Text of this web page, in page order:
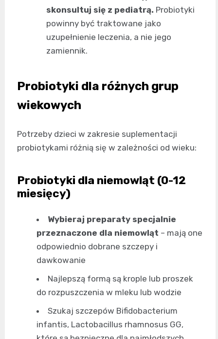
skonsultuj się z pediatrą. Probiotyki
powinny być traktowane jako
uzupełnienie leczenia, a nie jego
zamiennik.
Probiotyki dla różnych grup
wiekowych
Potrzeby dzieci w zakresie suplementacji
probiotykami różnią się w zależności od wieku:
Probiotyki dla niemowląt (0-12
miesięcy)
Wybieraj preparaty specjalnie
przeznaczone dla niemowląt – mają one
odpowiednio dobrane szczepy i
dawkowanie
Najlepszą formą są krople lub proszek
do rozpuszczenia w mleku lub wodzie
Szukaj szczepów Bifidobacterium
infantis, Lactobacillus rhamnosus GG,